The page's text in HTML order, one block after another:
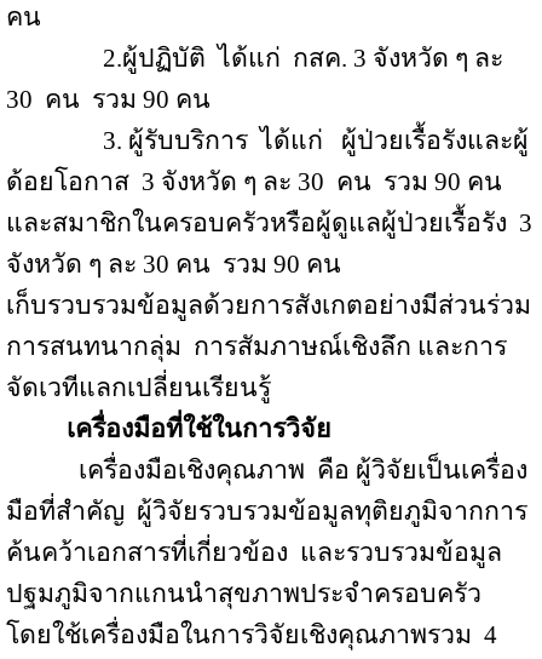
คน
2.ผู้ปฏิบัติ ได้แก่ กสค. 3 จังหวัด ๆ ละ
30 คน รวม 90 คน
3. ผู้รับบริการ ได้แก่
ผู้ป่วยเรื้อรังและผู้
ด้อยโอกาส 3 จังหวัด ๆ ละ 30 คน รวม 90 คน
และสมาชิกในครอบครัวหรือผู้ดูแลผู้ป่วยเรื้อรัง 3
จังหวัด ๆ ละ 30 คน รวม 90 คน
เก็บรวบรวมข้อมูลด้วยการสังเกตอย่างมีส่วนร่วม
การสนทนากลุ่ม การสัมภาษณ์เชิงลึก และการ
จัดเวทีแลกเปลี่ยนเรียนรู้
เครื่องมือที่ใช้ในการวิจัย
เครื่องมือเชิงคุณภาพ คือ ผู้วิจัยเป็นเครื่อง
มือที่สำคัญ ผู้วิจัยรวบรวมข้อมูลทุติยภูมิจากการ
ค้นคว้าเอกสารที่เกี่ยวข้อง และรวบรวมข้อมูล
ปฐมภูมิจากแกนนำสุขภาพประจำครอบครัว
โดยใช้เครื่องมือในการวิจัยเชิงคุณภาพรวม 4